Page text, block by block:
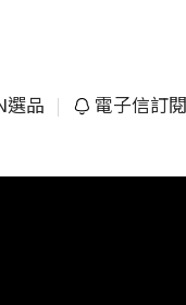
選品 電子信訂閱